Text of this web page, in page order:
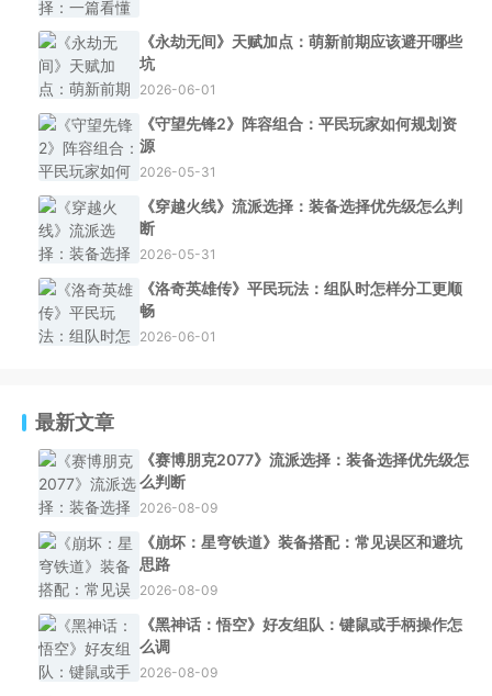
《永劫无间》天赋加点：萌新前期应该避开哪些
坑
2026-06-01
《守望先锋2》阵容组合：平民玩家如何规划资
源
2026-05-31
《穿越火线》流派选择：装备选择优先级怎么判
断
2026-05-31
《洛奇英雄传》平民玩法：组队时怎样分工更顺
畅
2026-06-01
最新文章
《赛博朋克2077》流派选择：装备选择优先级怎
么判断
2026-08-09
《崩坏：星穹铁道》装备搭配：常见误区和避坑
思路
2026-08-09
《黑神话：悟空》好友组队：键鼠或手柄操作怎
么调
2026-08-09